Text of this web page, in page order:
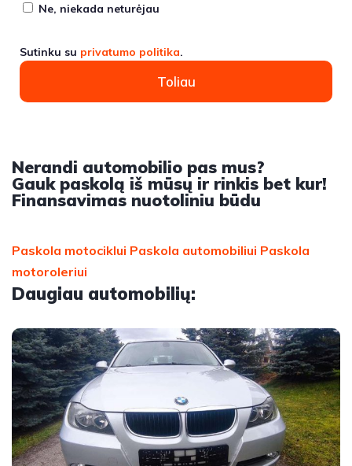
Ne, niekada neturėjau
Sutinku su privatumo politika.
Toliau
Nerandi automobilio pas mus?
Gauk paskolą iš mūsų ir rinkis bet kur!
Finansavimas nuotoliniu būdu
Paskola motociklui Paskola automobiliui Paskola
motoroleriui
Daugiau automobilių: